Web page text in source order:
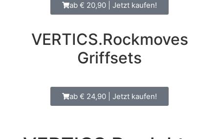
ab € 20,90 | Jetzt kaufen!
VERTICS.Rockmoves
Griffsets
ab € 24,90 | Jetzt kaufen!